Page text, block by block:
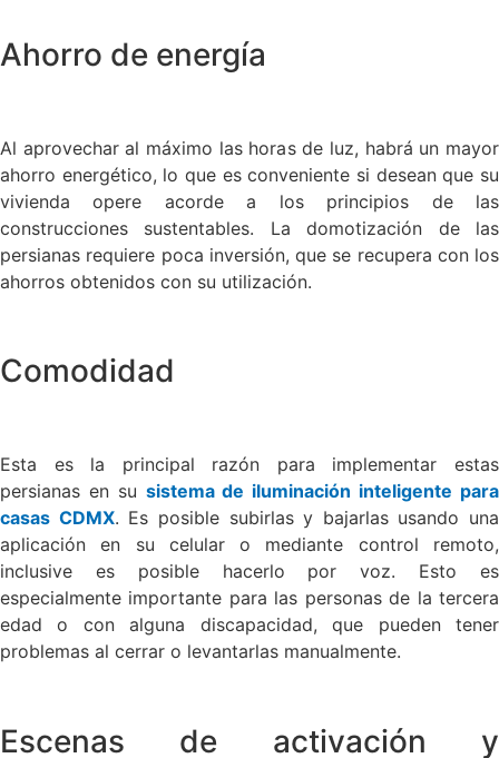
Ahorro de energía
Al aprovechar al máximo las horas de luz, habrá un mayor
ahorro energético, lo que es conveniente si desean que su
vivienda opere acorde a los principios de las
construcciones sustentables. La domotización de las
persianas requiere poca inversión, que se recupera con los
ahorros obtenidos con su utilización.
Comodidad
Esta es la principal razón para implementar estas
persianas en su sistema de iluminación inteligente para
casas CDMX. Es posible subirlas y bajarlas usando una
aplicación en su celular o mediante control remoto,
inclusive es posible hacerlo por voz. Esto es
especialmente importante para las personas de la tercera
edad o con alguna discapacidad, que pueden tener
problemas al cerrar o levantarlas manualmente.
Escenas de activación y